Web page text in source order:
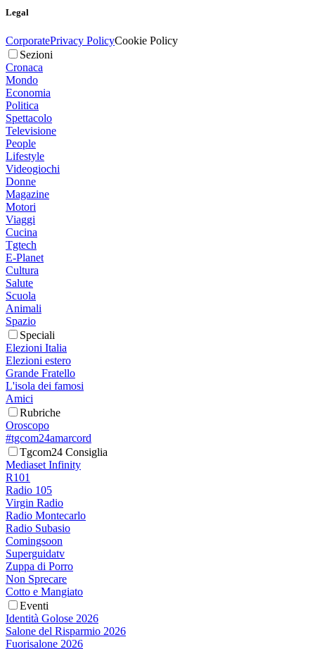
Legal
CorporatePrivacy PolicyCookie Policy
Sezioni
Cronaca
Mondo
Economia
Politica
Spettacolo
Televisione
People
Lifestyle
Videogiochi
Donne
Magazine
Motori
Viaggi
Cucina
Tgtech
E-Planet
Cultura
Salute
Scuola
Animali
Spazio
Speciali
Elezioni Italia
Elezioni estero
Grande Fratello
L'isola dei famosi
Amici
Rubriche
Oroscopo
#tgcom24amarcord
Tgcom24 Consiglia
Mediaset Infinity
R101
Radio 105
Virgin Radio
Radio Montecarlo
Radio Subasio
Comingsoon
Superguidatv
Zuppa di Porro
Non Sprecare
Cotto e Mangiato
Eventi
Identità Golose 2026
Salone del Risparmio 2026
Fuorisalone 2026